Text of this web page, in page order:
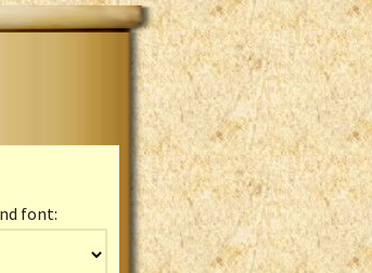
font: